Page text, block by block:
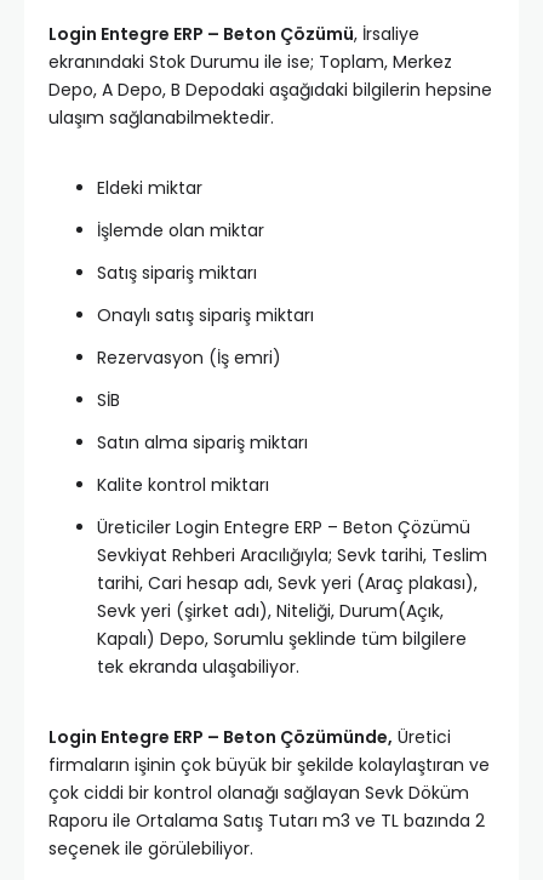
Login Entegre ERP – Beton Çözümü, İrsaliye
ekranındaki Stok Durumu ile ise; Toplam, Merkez
Depo, A Depo, B Depodaki aşağıdaki bilgilerin hepsine
ulaşım sağlanabilmektedir.
Eldeki miktar
İşlemde olan miktar
Satış sipariş miktarı
Onaylı satış sipariş miktarı
Rezervasyon (İş emri)
SİB
Satın alma sipariş miktarı
Kalite kontrol miktarı
Üreticiler Login Entegre ERP – Beton Çözümü
Sevkiyat Rehberi Aracılığıyla; Sevk tarihi, Teslim
tarihi, Cari hesap adı, Sevk yeri (Araç plakası),
Sevk yeri (şirket adı), Niteliği, Durum(Açık,
Kapalı) Depo, Sorumlu şeklinde tüm bilgilere
tek ekranda ulaşabiliyor.
Login Entegre ERP – Beton Çözümünde, Üretici
firmaların işinin çok büyük bir şekilde kolaylaştıran ve
çok ciddi bir kontrol olanağı sağlayan Sevk Döküm
Raporu ile Ortalama Satış Tutarı m3 ve TL bazında 2
seçenek ile görülebiliyor.